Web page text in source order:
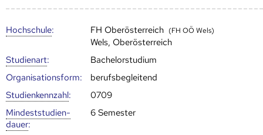
Hoch­schule: FH Oberösterreich (FH OÖ Wels)
Wels, Oberösterreich
Studienart:
Bachelorstudium
Organisationsform:
berufsbegleitend
Studien­kenn­zahl:
0709
Mindest­studien­
dauer:
6 Semester